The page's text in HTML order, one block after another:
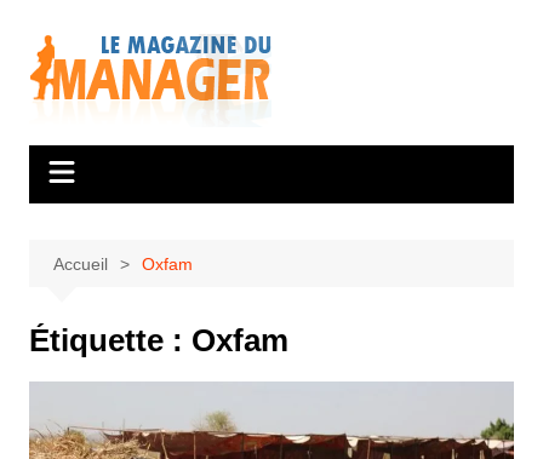
contenu
Accueil Oxfam
Étiquette : Oxfam